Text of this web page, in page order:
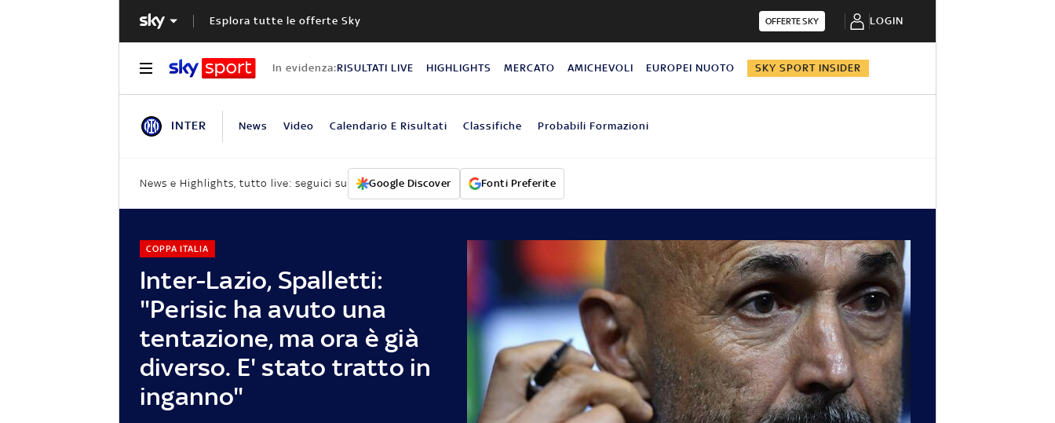
Esplora tutte le offerte Sky OFFERTE SKY LOGIN
In evidenza:RISULTATI LIVE HIGHLIGHTS MERCATO AMICHEVOLI EUROPEI NUOTO SKY SPORT INSIDER
INTER News Video Calendario E Risultati Classifiche Probabili Formazioni
News e Highlights, tutto live: seguici su Google Discover Fonti Preferite
Inter-Lazio, Spalletti:
"Perisic ha avuto una
tentazione, ma ora è già
diverso. E' stato tratto in
inganno"
COPPA ITALIA